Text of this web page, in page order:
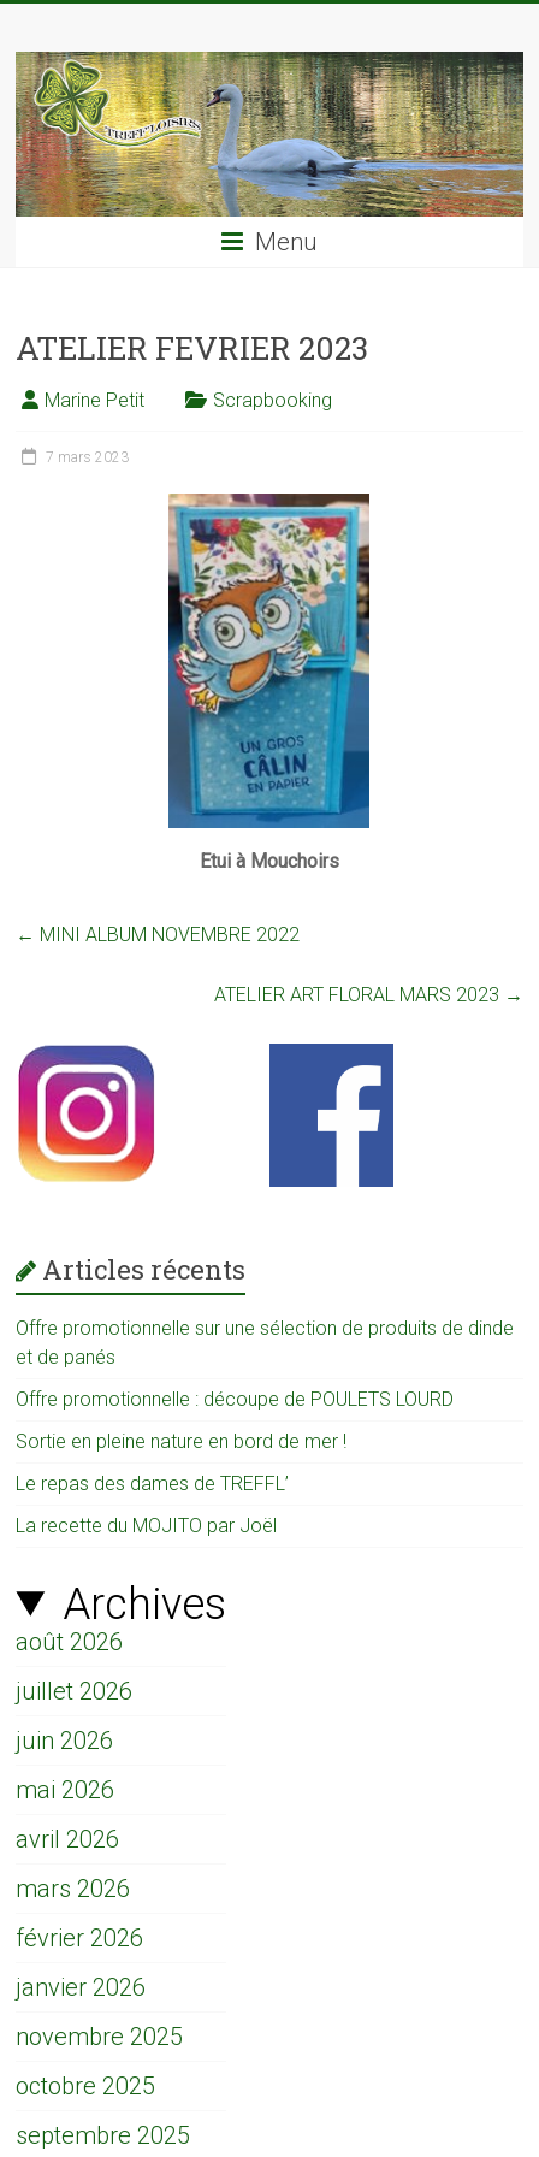
content
TREFF'LOISIRS
Menu
ATELIER FEVRIER 2023
Marine Petit Scrapbooking
7 mars 2023
Etui à Mouchoirs
← MINI ALBUM NOVEMBRE 2022
ATELIER ART FLORAL MARS 2023 →
Articles récents
Offre promotionnelle sur une sélection de produits de dinde
et de panés
Offre promotionnelle : découpe de POULETS LOURD
Sortie en pleine nature en bord de mer !
Le repas des dames de TREFFL’
La recette du MOJITO par Joël
Archives
août 2026
juillet 2026
juin 2026
mai 2026
avril 2026
mars 2026
février 2026
janvier 2026
novembre 2025
octobre 2025
septembre 2025